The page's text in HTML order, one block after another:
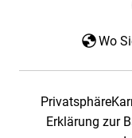
Wo
Privatsphäre
Erklärung zur